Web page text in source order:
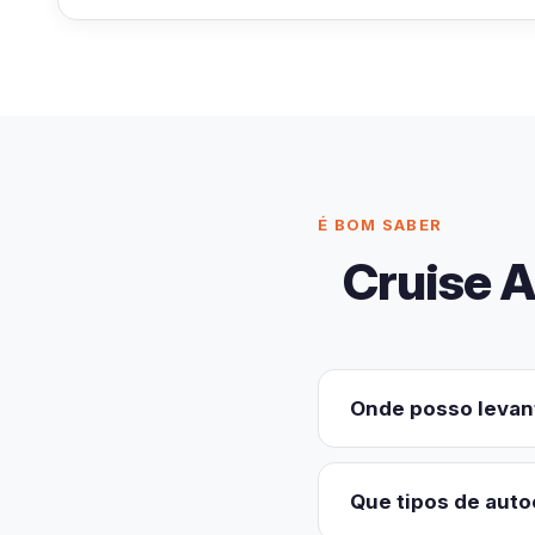
É BOM SABER
Cruise
Onde posso
A Cruise America
como Los Angeles,
Que tipos de